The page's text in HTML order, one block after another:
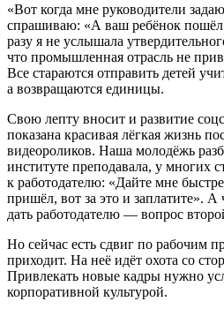
«Вот когда мне руководители
спрашиваю: «А ваш ребёнок
разу я не услышала
что промышленная отрасль не
Все стараются отправить детей
а возвращаются единицы.
Свою лепту вносит и развитие
показана красивая лёгкая жизнь
видеороликов. Наша молодёжь
институте преподавала, у многих
к работодателю: «Дайте мне
пришёл, вот за это и заплатите».
дать работодателю — вопрос
Но сейчас есть сдвиг по рабочим
приходит. На неё идёт охота со
Привлекать новые кадры нужно
корпоративной культурой.